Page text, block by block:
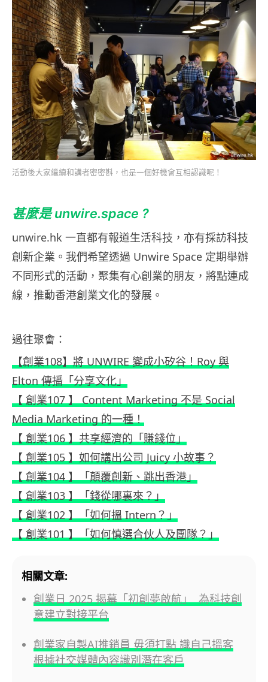
活動後大家繼續和講者密密斟，也是一個好機會互相認識呢！
甚麼是 unwire.space ?
unwire.hk 一直都有報道生活科技，亦有採訪科技
創新企業。我們希望透過 Unwire Space 定期舉辦
不同形式的活動，聚集有心創業的朋友，將點連成
線，推動香港創業文化的發展。
過往聚會：
【創業108】將 UNWIRE 變成小矽谷！Roy 與
Elton 傳播「分享文化」
【 創業107 】 Content Marketing 不是 Social
Media Marketing 的一種！
【 創業106 】共享經濟的「賺錢位」
【 創業105 】如何講出公司 Juicy 小故事？
【 創業104 】「顛覆創新、跳出香港」
【 創業103 】「錢從哪裏來？」
【 創業102 】「如何搵 Intern？」
【 創業101 】「如何慎選合伙人及團隊？」
相關文章:
創業日 2025 揭幕「初創夢啟航」 為科技創
意建立對接平台
創業家自製AI推銷員 毋須打點 識自己搵客
根據社交媒體內容識別潛在客戶